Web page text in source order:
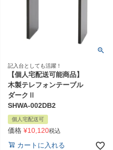
記入台としても活躍！
【個人宅配送可能商品】
木製テレフォンテーブル
ダークⅡ
SHWA-002DB2
個人宅配送可
価格 ¥10,120税込
カートに入れる